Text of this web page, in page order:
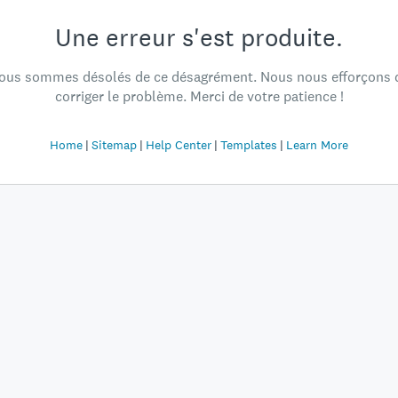
Une erreur s'est produite.
sommes désolés de ce désagrément. Nous nous efforçons
corriger le problème. Merci de votre patience !
Home Sitemap Help Center Templates Learn More